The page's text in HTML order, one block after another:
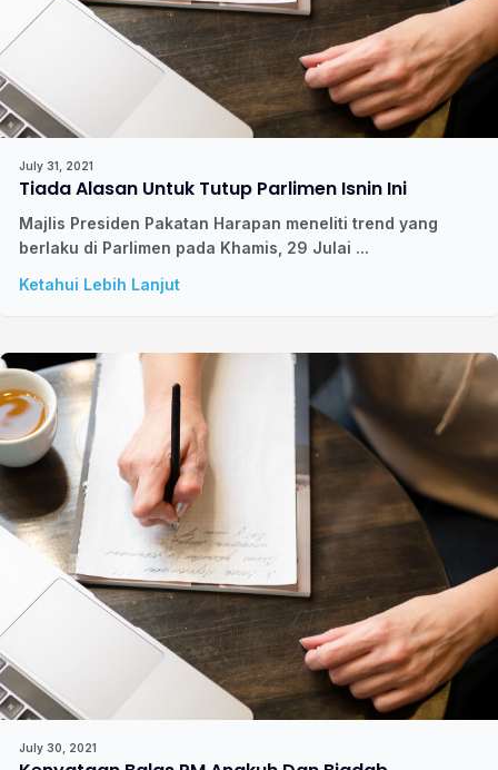
July 31, 2021
Tiada Alasan Untuk Tutup Parlimen Isnin Ini
Majlis Presiden Pakatan Harapan meneliti trend yang
berlaku di Parlimen pada Khamis, 29 Julai ...
Ketahui Lebih Lanjut
July 30, 2021